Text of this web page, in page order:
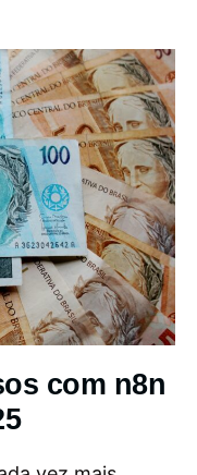
com n8n